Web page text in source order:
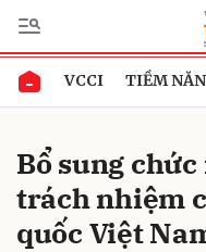
VCCI TIỀM
Bổ sung
trách nhiệm
quốc Việt
Gửi bình luận